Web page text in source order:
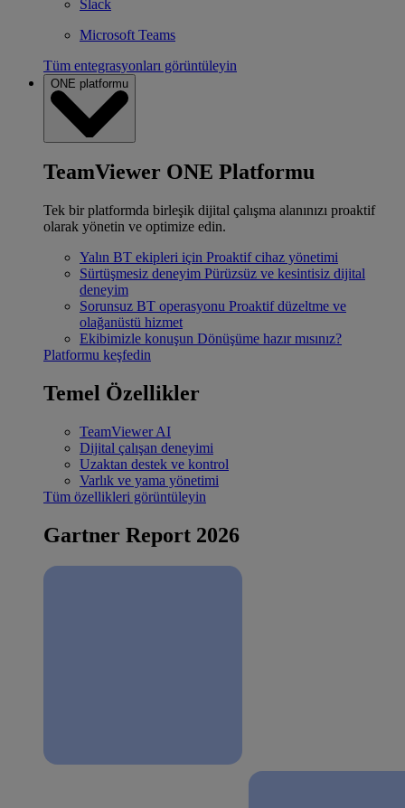
Slack
Microsoft Teams
Tüm entegrasyonları görüntüleyin
ONE platformu
TeamViewer ONE Platformu
Tek bir platformda birleşik dijital çalışma alanınızı proaktif
olarak yönetin ve optimize edin.
Yalın BT ekipleri için Proaktif cihaz yönetimi
Sürtüşmesiz deneyim Pürüzsüz ve kesintisiz dijital
deneyim
Sorunsuz BT operasyonu Proaktif düzeltme ve
olağanüstü hizmet
Ekibimizle konuşun Dönüşüme hazır mısınız?
Platformu keşfedin
Temel Özellikler
TeamViewer AI
Dijital çalışan deneyimi
Uzaktan destek ve kontrol
Varlık ve yama yönetimi
Tüm özellikleri görüntüleyin
Gartner Report 2026